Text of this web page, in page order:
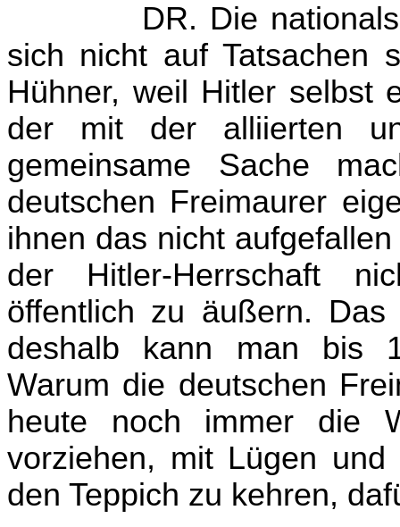
DR. Die
sich nicht auf Tatsachen
Hühner, weil Hitler selbst
der mit der alliierten
gemeinsame Sache
deutschen Freimaurer
ihnen das nicht
der Hitler-Herrschaft
öffentlich zu äußern.
deshalb kann man bis
Warum die deutschen
heute noch immer die
vorziehen, mit Lügen
den Teppich zu kehren,